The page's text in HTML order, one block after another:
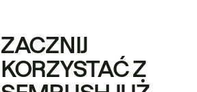
ZACZNIJ
KORZYSTAĆ Z